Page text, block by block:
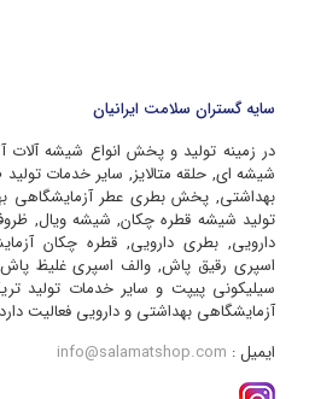
سایه گستران سلامت ایرانیان
در زمینه تولید و پخش انواع شیشه آلات
شیشه ای, حلقه متالایز, سایر خدمات
بهداشتی, پخش بطری عطر آزمایشگاهی
تولید شیشه قطره چکان, شیشه ویال, ظروف
دارویی, بطری دارویی, قطره چکان
اسپری رقیق پاش, والف اسپری غلیظ
سیلیکونی پیپت و سایر خدمات تولید
آزمایشگاهی بهداشتی و دارویی فعالیت
ایمیل : info@salamatshop.com